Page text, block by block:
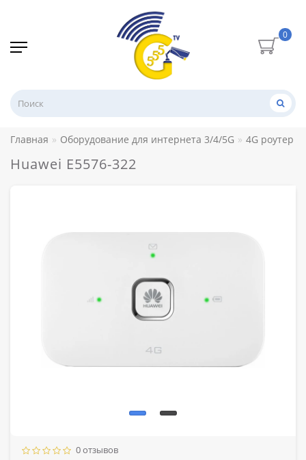
0
Главная Оборудование для интернета 3/4/5G 4G роутер
Huawei E5576-322
0 отзывов